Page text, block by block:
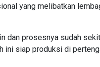
yang melibatkan
dan prosesnya sudah
ini siap produksi di